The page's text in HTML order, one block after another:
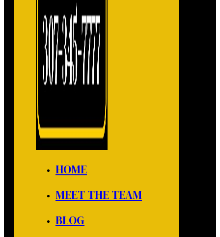
HOME
MEET THE TEAM
BLOG